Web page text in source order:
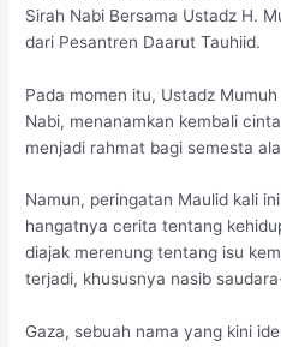
Sirah Nabi Bersama Ustadz H.
dari Pesantren Daarut Tauhiid.
Pada momen itu, Ustadz
Nabi, menanamkan kembali
menjadi rahmat bagi semesta
Namun, peringatan Maulid kali
hangatnya cerita tentang
diajak merenung tentang isu
terjadi, khususnya nasib
Gaza, sebuah nama yang kini